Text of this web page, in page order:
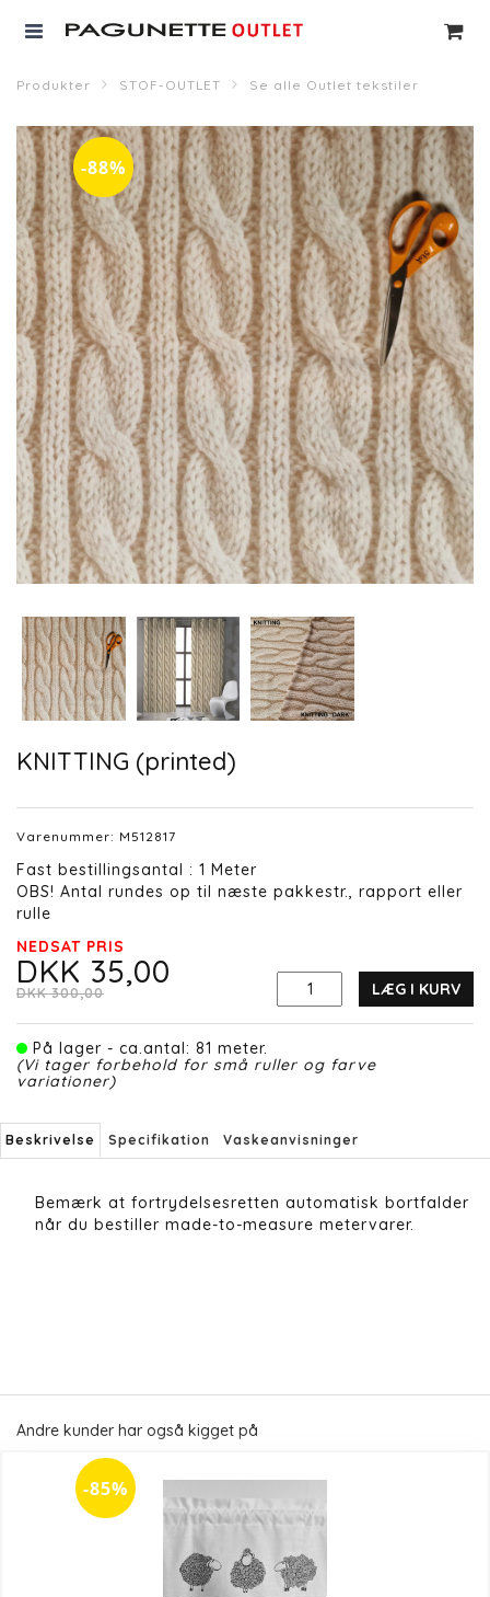
Produkter STOF-OUTLET Se alle Outlet tekstiler
-88%
KNITTING (printed)
Varenummer: M512817
Fast bestillingsantal : 1 Meter
OBS! Antal rundes op til næste pakkestr., rapport eller
rulle
NEDSAT PRIS
DKK 35,00
DKK 300,00 LÆG I KURV
På lager - ca.antal: 81 meter.
(Vi tager forbehold for små ruller og farve
variationer)
Beskrivelse Specifikation Vaskeanvisninger
Bemærk at fortrydelsesretten automatisk bortfalder
når du bestiller made-to-measure metervarer.
Andre kunder har også kigget på
-85%